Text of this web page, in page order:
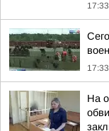
17:33
17:33
На